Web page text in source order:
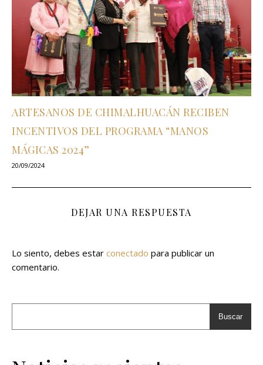
ARTESANOS DE CHIMALHUACÁN RECIBEN
INCENTIVOS DEL PROGRAMA “MANOS
MÁGICAS 2024”
20/09/2024
DEJAR UNA RESPUESTA
Lo siento, debes estar conectado para publicar un
comentario.
Buscar